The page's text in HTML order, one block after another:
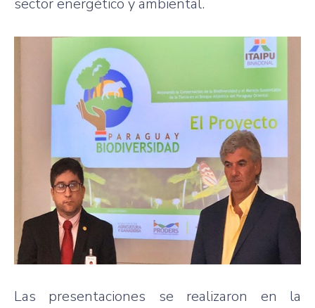
Las presentaciones se realizaron en la